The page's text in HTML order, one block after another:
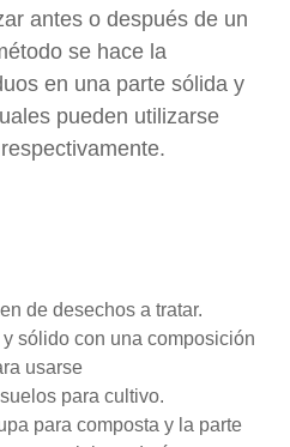
antes o después de un
se hace la
en una parte sólida y
pueden utilizarse
de desechos a tratar.
sólido con una composición
usarse
para cultivo.
para composta y la parte